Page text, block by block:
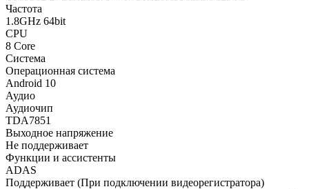
Частота
1.8GHz 64bit
CPU
8 Core
Система
Операционная система
Android 10
Аудио
Аудиочип
TDA7851
Выходное напряжение
Не поддерживает
Функции и ассистенты
ADAS
Поддерживает (При подключении видеорегистратора)